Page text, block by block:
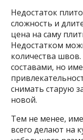
Недостаток
сложность и
цена на саму
Недостатком
количества
составами, но
снимать старую
новой.
Тем не менее,
всего делают на